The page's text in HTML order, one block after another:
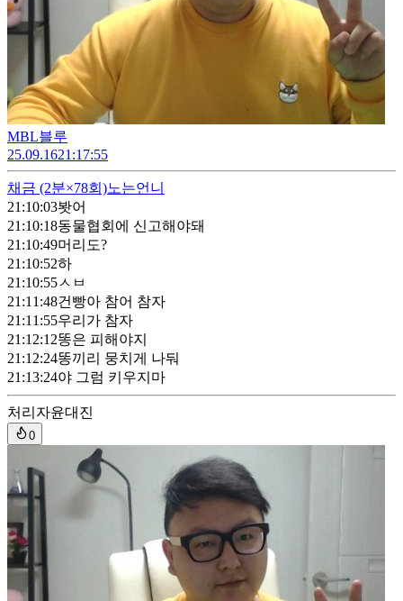
MBL블루
25.09.1621:17:55
채금 (2분×78회)노는언니
21:10:03봣어
21:10:18동물협회에 신고해야돼
21:10:49머리도?
21:10:52하
21:10:55ㅅㅂ
21:11:48건빵아 참어 참자
21:11:55우리가 참자
21:12:12똥은 피해야지
21:12:24똥끼리 뭉치게 나둬
21:13:24야 그럼 키우지마
처리자윤대진
0